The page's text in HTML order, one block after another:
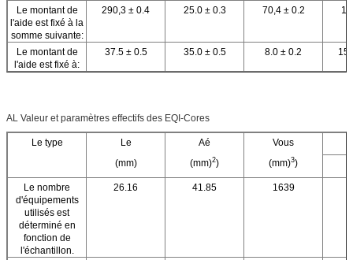
Le montant de
l'aide est fixé à la
somme suivante:
290,3 ± 0.4 25.0 ± 0.3 70,4 ± 0.2
Le montant de
l'aide est fixé à:
37.5 ± 0.5 35.0 ± 0.5 8.0 ± 0.2
AL Valeur et paramètres effectifs des EQI-Cores
Le type
Le
(mm)
Aé
(mm)2)
Vous
(mm)3)
Le nombre
d'équipements
utilisés est
déterminé en
fonction de
l'échantillon.
26.16 41.85 1639